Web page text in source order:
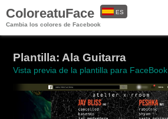
ColoreatuFace
Cambia los colores de Facebook
ES
Plantilla: Ala Guitarra
Vista previa de la plantilla para FaceBook